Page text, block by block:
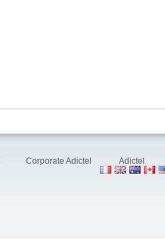
Corporate Adictel Adictel